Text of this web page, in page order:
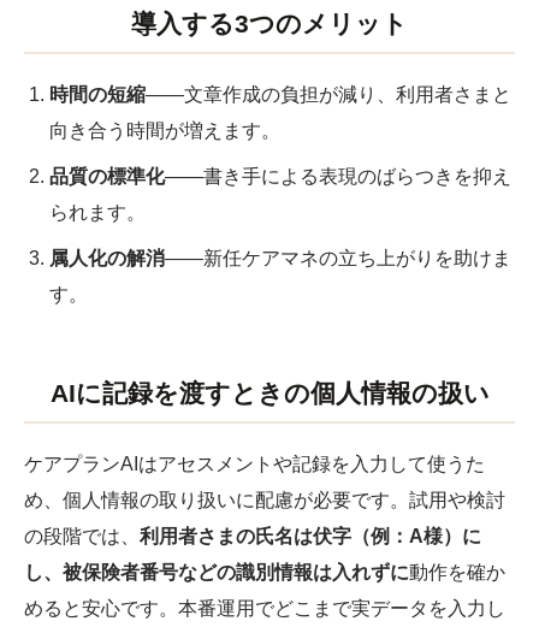
導入する3つのメリット
時間の短縮――文章作成の負担が減り、利用者さまと
向き合う時間が増えます。
品質の標準化――書き手による表現のばらつきを抑え
られます。
属人化の解消――新任ケアマネの立ち上がりを助けま
す。
AIに記録を渡すときの個人情報の扱い
ケアプランAIはアセスメントや記録を入力して使うた
め、個人情報の取り扱いに配慮が必要です。試用や検討
の段階では、 利用者さまの氏名は伏字（例：A様）に
し、被保険者番号などの識別情報は入れずに動作を確か
めると安心です。本番運用でどこまで実データを入力し